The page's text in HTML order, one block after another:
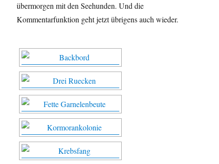
übermorgen mit den Seehunden. Und die
Kommentarfunktion geht jetzt übrigens auch wieder.